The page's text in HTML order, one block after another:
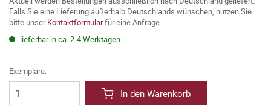
Falls Sie eine Lieferung außerhalb Deutschlands wünschen, nutzen Sie
bitte unserKontaktformularfür eine Anfrage.
lieferbar in ca. 2-4 Werktagen
Exemplare:
In den Warenkorb